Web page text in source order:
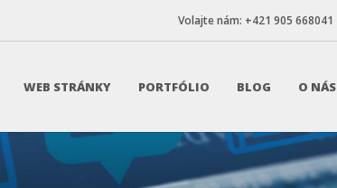
Volajte nám: +421 905 668041
WEB STRÁNKY PORTFÓLIO BLOG O NÁS